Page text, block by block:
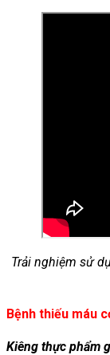
Trải nghiệm sử
Bệnh thiếu máu
Kiêng thực phẩm